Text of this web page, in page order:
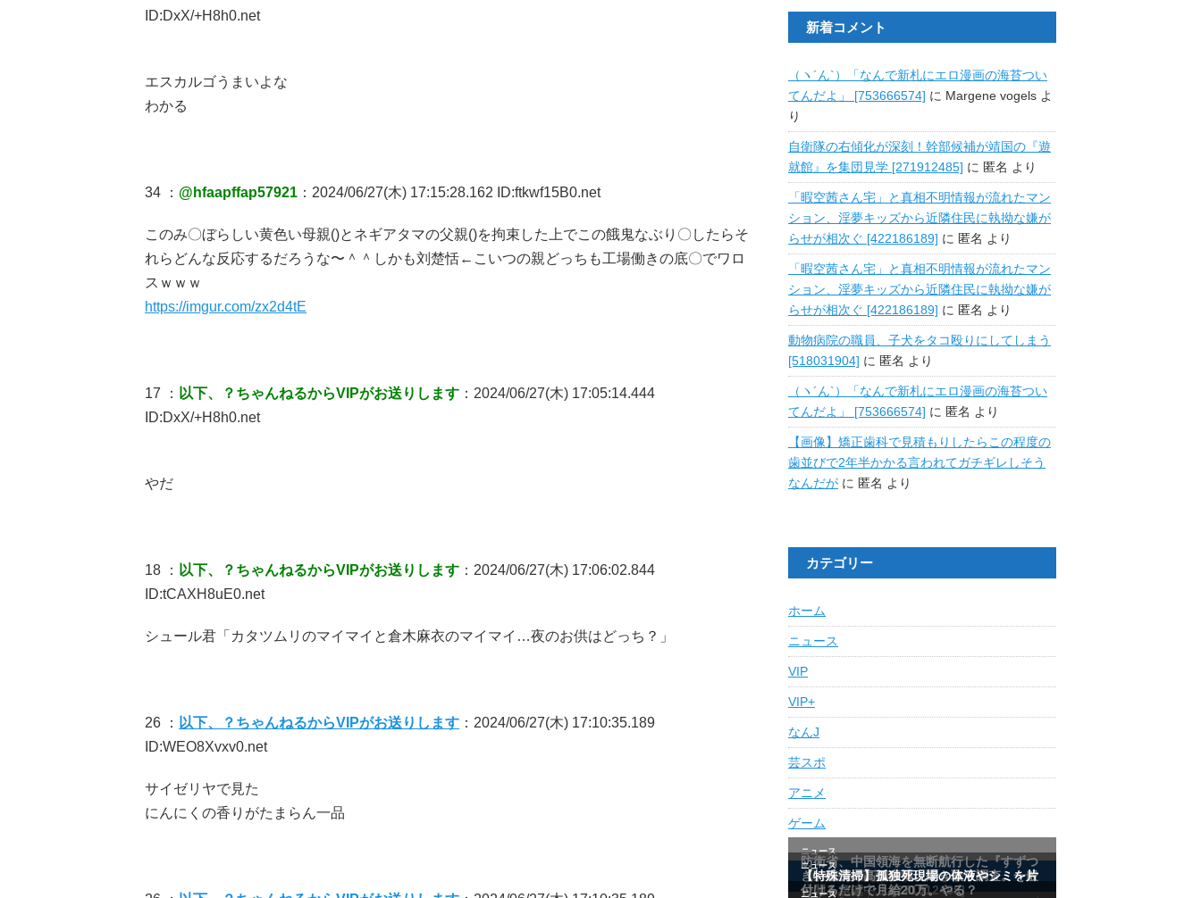
ID:DxX/+H8h0.net
エスカルゴうまいよな
わかる
34 ： @hfaapffap57921 ：2024/06/27(木) 17:15:28.162 ID:ftkwf15B0.net
このみ〇ぼらしい黄色い母親()とネギアタマの父親()を拘束した上でこの餓鬼なぶり〇したらそ
れらどんな反応するだろうな〜＾＾しかも刘楚恬←こいつの親どっちも工場働きの底〇でワロ
スｗｗｗ
https://imgur.com/zx2d4tE
17 ： 以下、？ちゃんねるからVIPがお送りします ：2024/06/27(木) 17:05:14.444
ID:DxX/+H8h0.net
やだ
18 ： 以下、？ちゃんねるからVIPがお送りします ：2024/06/27(木) 17:06:02.844
ID:tCAXH8uE0.net
シュール君「カタツムリのマイマイと倉木麻衣のマイマイ…夜のお供はどっち？」
26 ： 以下、？ちゃんねるからVIPがお送りします ：2024/06/27(木) 17:10:35.189
ID:WEO8Xvxv0.net
サイゼリヤで見た
にんにくの香りがたまらん一品
新着コメント
（ヽ´ん`）「なんで新札にエロ漫画の海苔つい
てんだよ」 [753666574] に Margene vogels よ
り
自衛隊の右傾化が深刻！幹部候補が靖国の『遊
就館』を集団見学 [271912485] に 匿名 より
「暇空茜さん宅」と真相不明情報が流れたマン
ション、淫夢キッズから近隣住民に執拗な嫌が
らせが相次ぐ [422186189] に 匿名 より
「暇空茜さん宅」と真相不明情報が流れたマン
ション、淫夢キッズから近隣住民に執拗な嫌が
らせが相次ぐ [422186189] に 匿名 より
動物病院の職員、子犬をタコ殴りにしてしまう
[518031904] に 匿名 より
（ヽ´ん`）「なんで新札にエロ漫画の海苔つい
てんだよ」 [753666574] に 匿名 より
【画像】矯正歯科で見積もりしたらこの程度の
歯並びで2年半かかる言われてガチギレしそう
なんだが に 匿名 より
カテゴリー
ホーム
ニュース
VIP
VIP+
なんJ
芸スポ
アニメ
ゲーム
最近の人気記事ランキング